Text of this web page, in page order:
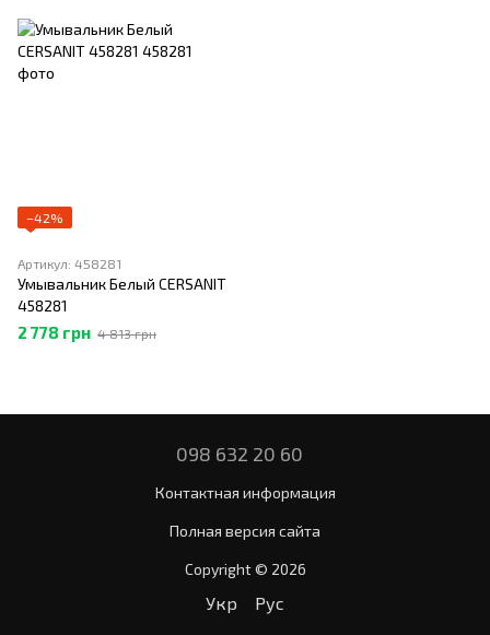
−42%
Артикул: 458281
Умывальник Белый CERSANIT
458281
2 778 грн 4 813 грн
098 632 20 60
Контактная информация
Полная версия сайта
Copyright © 2026
Укр Рус